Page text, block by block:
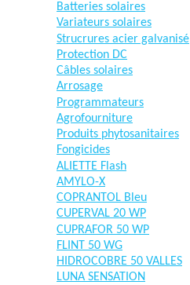
Batteries solaires
Variateurs solaires
Strucrures acier galvanisé
Protection DC
Câbles solaires
Arrosage
Programmateurs
Agrofourniture
Produits phytosanitaires
Fongicides
ALIETTE Flash
AMYLO-X
COPRANTOL Bleu
CUPERVAL 20 WP
CUPRAFOR 50 WP
FLINT 50 WG
HIDROCOBRE 50 VALLES
LUNA SENSATION